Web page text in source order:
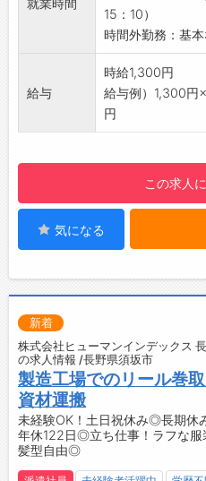
☆
【設備】
・広い食堂や休憩
・ロッカー完備
・社員用無料駐車
【職場の環境】
・制服：上着のみ
・お仕事に慣れ
でしっかりサポ
・日勤帯かつ土
・プライベート
☆
有給休暇は1時間
得できます◎
☆
15：10）
時間外勤務：基本
給与
時給1,300円
給与例）1,300
円
この求人
気になる
新着
株式会社ヒューマンインデックス
の求人情報 /長野県須坂市
製造工場でのリール巻
資材運搬
未経験OK！土日祝休み◎長期休
年休122日◎立ち仕事！ラフな服
髪型自由◎